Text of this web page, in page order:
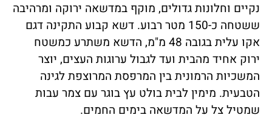
נקיים וחלונות גדולים, מוקף במדשאה ירוקה ומרהיבה
ששטחה כ-150 מטר רבוע. דשא קבוע התקינה דגם
אקו עלית בגובה 48 מ"מ, הדשא משתרע כמשטח
ירוק אחיד מהבית ועד לגבול ערוגות העצים, יוצר
המשכיות הרמונית בין המרפסת המרוצפת לגינה
הטבעית. מימין לבית בולט עץ בוגר עם צמר עבות
שמטיל צל על המדשאה בימים החמים.